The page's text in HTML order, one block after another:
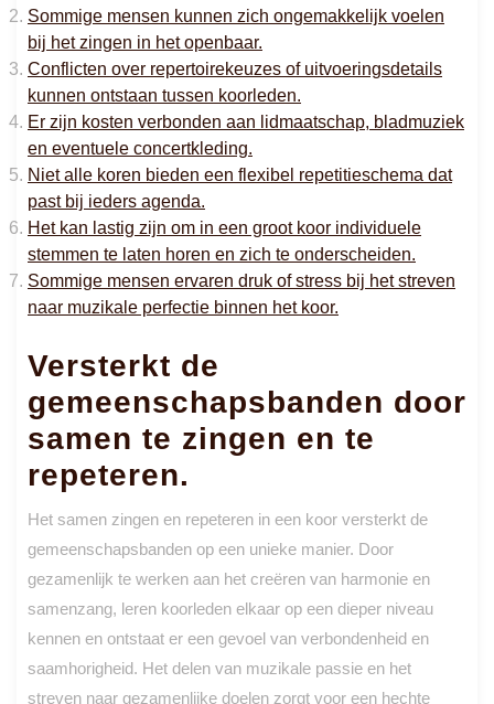
Sommige mensen kunnen zich ongemakkelijk voelen
bij het zingen in het openbaar.
Conflicten over repertoirekeuzes of uitvoeringsdetails
kunnen ontstaan tussen koorleden.
Er zijn kosten verbonden aan lidmaatschap, bladmuziek
en eventuele concertkleding.
Niet alle koren bieden een flexibel repetitieschema dat
past bij ieders agenda.
Het kan lastig zijn om in een groot koor individuele
stemmen te laten horen en zich te onderscheiden.
Sommige mensen ervaren druk of stress bij het streven
naar muzikale perfectie binnen het koor.
Versterkt de
gemeenschapsbanden door
samen te zingen en te
repeteren.
Het samen zingen en repeteren in een koor versterkt de
gemeenschapsbanden op een unieke manier. Door
gezamenlijk te werken aan het creëren van harmonie en
samenzang, leren koorleden elkaar op een dieper niveau
kennen en ontstaat er een gevoel van verbondenheid en
saamhorigheid. Het delen van muzikale passie en het
streven naar gezamenlijke doelen zorgt voor een hechte